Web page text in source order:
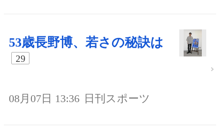
53歳長野博、若さの秘訣は
29
08月07日 13:36 日刊スポーツ